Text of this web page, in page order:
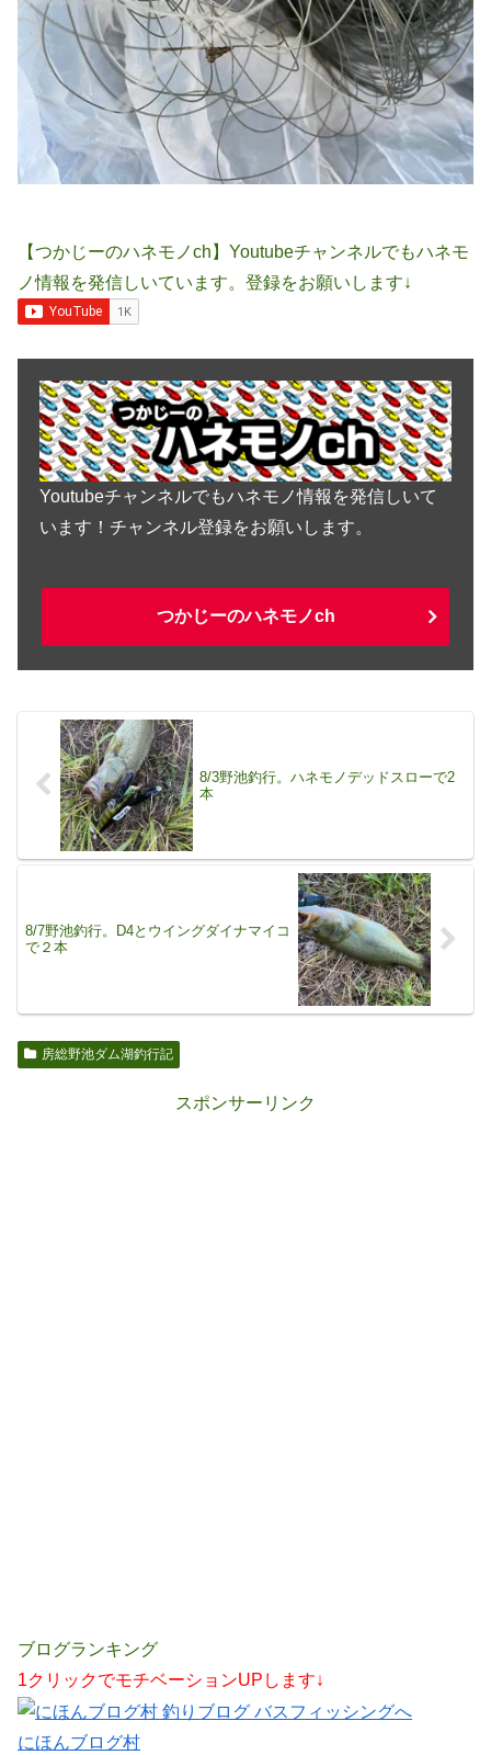
【つかじーのハネモノch】Youtubeチャンネルでもハネモ
ノ情報を発信しいています。登録をお願いします↓
Youtubeチャンネルでもハネモノ情報を発信しいて
います！チャンネル登録をお願いします。
つかじーのハネモノch
8/3野池釣行。ハネモノデッドスローで2
本
8/7野池釣行。D4とウイングダイナマイコ
で２本
房総野池ダム湖釣行記
スポンサーリンク
ブログランキング
1クリックでモチベーションUPします↓
にほんブログ村